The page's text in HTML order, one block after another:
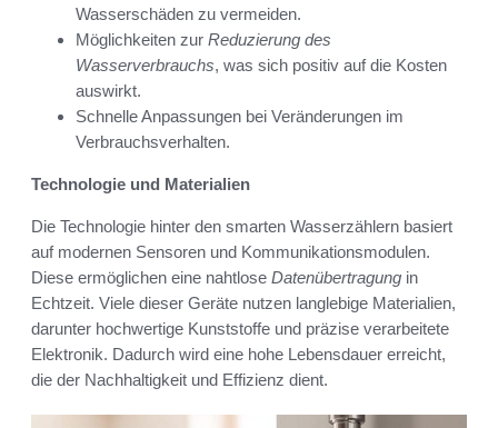
Wasserschäden zu vermeiden.
Möglichkeiten zur Reduzierung des
Wasserverbrauchs, was sich positiv auf die Kosten
auswirkt.
Schnelle Anpassungen bei Veränderungen im
Verbrauchsverhalten.
Technologie und Materialien
Die Technologie hinter den smarten Wasserzählern basiert
auf modernen Sensoren und Kommunikationsmodulen.
Diese ermöglichen eine nahtlose Datenübertragung in
Echtzeit. Viele dieser Geräte nutzen langlebige Materialien,
darunter hochwertige Kunststoffe und präzise verarbeitete
Elektronik. Dadurch wird eine hohe Lebensdauer erreicht,
die der Nachhaltigkeit und Effizienz dient.